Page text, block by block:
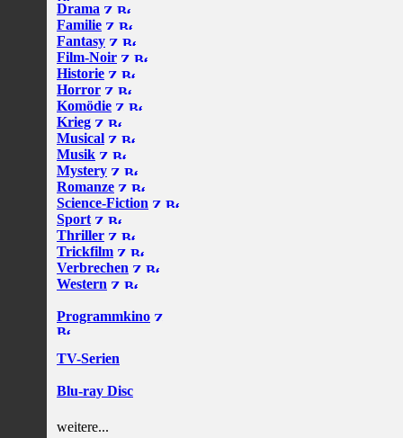
Drama
Familie
Fantasy
Film-Noir
Historie
Horror
Komödie
Krieg
Musical
Musik
Mystery
Romanze
Science-Fiction
Sport
Thriller
Trickfilm
Verbrechen
Western
Programmkino
TV-Serien
Blu-ray Disc
weitere...